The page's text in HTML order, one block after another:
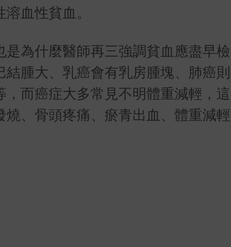
血性貧血。
為什麼醫師再三強調貧血應盡早
腫大、乳癌會有乳房腫塊、肺癌
而癌症大多常見不明體重減輕，
、骨頭疼痛、瘀青出血、體重減輕